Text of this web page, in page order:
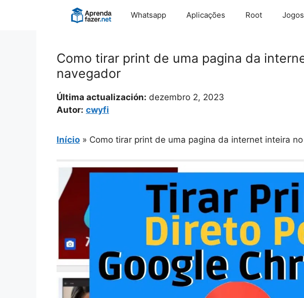
Whatsapp Aplicações Root Jogos
Como tirar print de uma pagina da
navegador
Última actualización: dezembro 2, 2023
Autor: cwyfi
Início » Como tirar print de uma pagina da internet inteira